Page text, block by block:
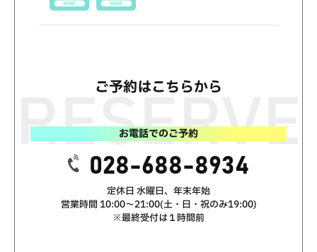
ご予約はこちらから
お電話でのご予約
028-688-8934
定休日 水曜日、年末年始
営業時間 10:00～21:00(土・日・祝のみ19:00)
※最終受付は１時間前